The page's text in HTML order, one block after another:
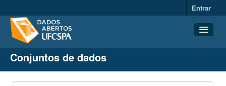
Entrar
Conjuntos de dados
Organizações
Conjuntos de dados